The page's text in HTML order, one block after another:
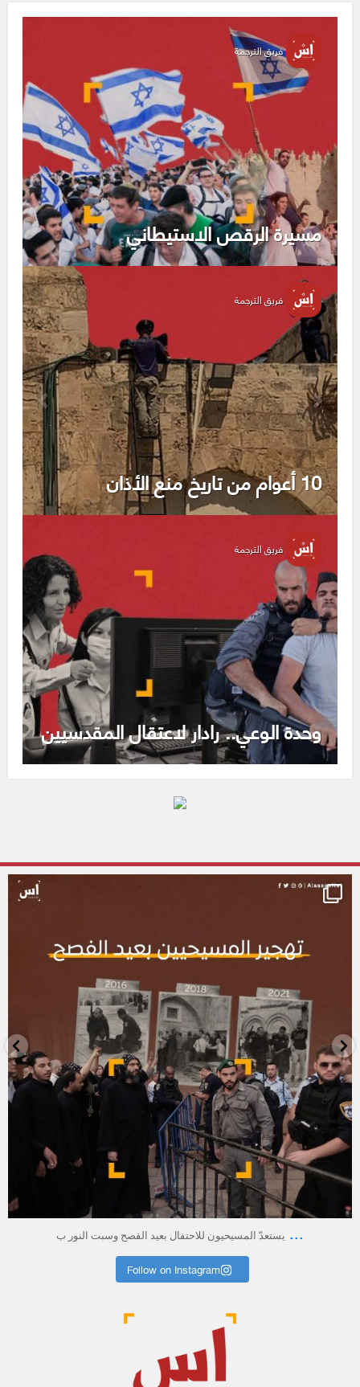
فريق الترجمة
مسيرة الرقص الاستيطاني
فريق الترجمة
10 أعوام من تاريخ منع الأذان
فريق الترجمة
وحدة الوعي.. رادار لاعتقال المقدسيين
أبريل 23
يستعدّ المسيحيون للاحتفال بعيد الفصح وسبت النور ب ...
Follow on Instagram